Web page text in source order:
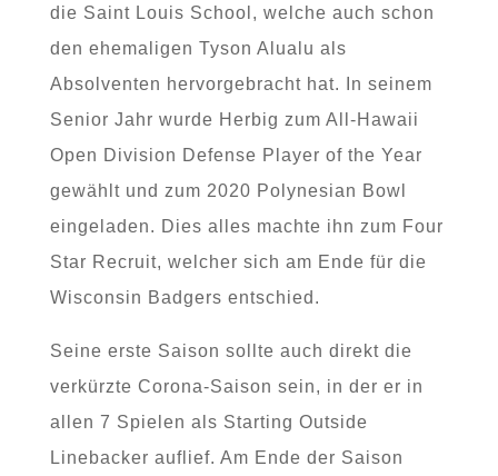
die Saint Louis School, welche auch schon
den ehemaligen Tyson Alualu als
Absolventen hervorgebracht hat. In seinem
Senior Jahr wurde Herbig zum All-Hawaii
Open Division Defense Player of the Year
gewählt und zum 2020 Polynesian Bowl
eingeladen. Dies alles machte ihn zum Four
Star Recruit, welcher sich am Ende für die
Wisconsin Badgers entschied.
Seine erste Saison sollte auch direkt die
verkürzte Corona-Saison sein, in der er in
allen 7 Spielen als Starting Outside
Linebacker auflief. Am Ende der Saison